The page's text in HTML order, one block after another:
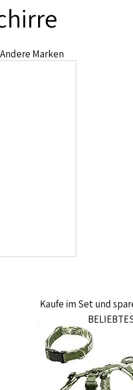
Andere Marken
Kaufe im Set und